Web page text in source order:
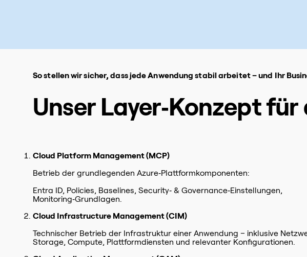
So stellen wir sicher, dass jede Anwendung stabil arbeitet – und Ihr
Unser Layer‑Konzept
Cloud Platform Management (MCP)
Betrieb der grundlegenden Azure‑Plattformkomponenten:
Entra ID, Policies, Baselines, Security‑ & Governance‑Einstellungen,
Monitoring‑Grundlagen.
Cloud Infrastructure Management (CIM)
Technischer Betrieb der Infrastruktur einer Anwendung – inklusive
Storage, Compute, Plattformdiensten und relevanter Konfigurationen.